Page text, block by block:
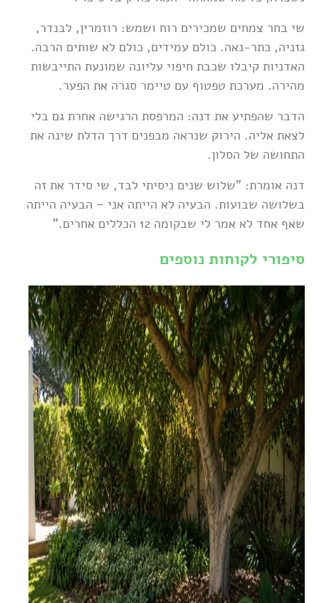
שי בחר צמחים שמכירים רוח ושמש: רוזמרין, לבנדר,
גזניה, כתר-נאה. כולם עמידים, כולם לא שותים הרבה.
האדניות קיבלו שכבת חיפוי עליונה שמונעת התייבשות
מהירה. מערכת טפטוף עם טיימר סגרה את הפער.
הדבר שהפתיע את דנה: המרפסת הרגישה אחרת גם בלי
לצאת אליה. הירוק שנראה מבפנים דרך הדלת שינה את
התחושה של הסלון.
דנה אומרת: "שלוש שנים ניסיתי לבד, שי סידר את זה
בשלושה שבועות. הבעיה לא הייתה אני – הבעיה הייתה
שאף אחד לא אמר לי שבקומה 12 הכללים אחרים."
סיפורי לקוחות נוספים